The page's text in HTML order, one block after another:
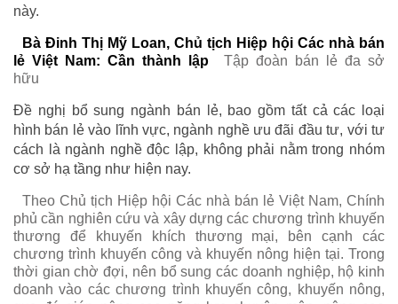
này.
Bà Đinh Thị Mỹ Loan, Chủ tịch Hiệp hội Các nhà bán
lẻ Việt Nam: Cần thành lập
Tập đoàn bán lẻ đa sở
hữu
Đề nghị bổ sung ngành bán lẻ, bao gồm tất cả các loại
hình bán lẻ vào lĩnh vực, ngành nghề ưu đãi đầu tư, với tư
cách là ngành nghề độc lập, không phải nằm trong nhóm
cơ sở hạ tầng như hiện nay.
Theo Chủ tịch Hiệp hội Các nhà bán lẻ Việt Nam, Chính
phủ cần nghiên cứu và xây dựng các chương trình khuyến
thương để khuyến khích thương mại, bên cạnh các
chương trình khuyến công và khuyến nông hiện tại. Trong
thời gian chờ đợi, nên bổ sung các doanh nghiệp, hộ kinh
doanh vào các chương trình khuyến công, khuyến nông,